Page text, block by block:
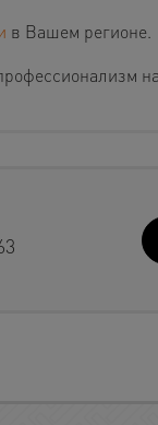
в Вашем регионе.